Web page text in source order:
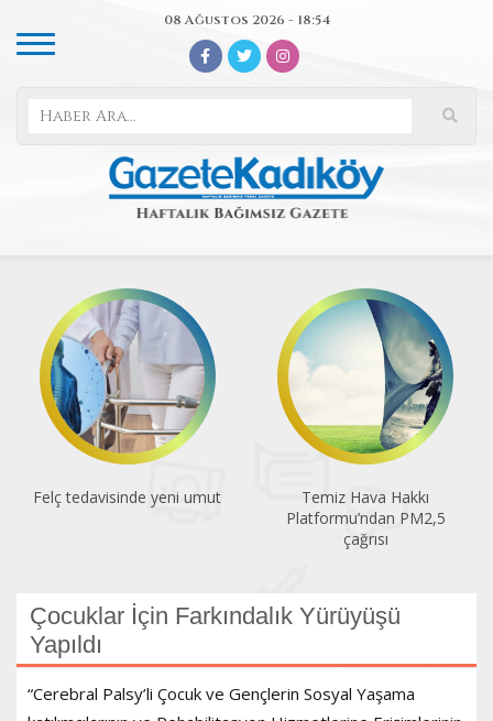
08 Ağustos 2026 - 18:54
Felç tedavisinde yeni umut
Temiz Hava Hakkı
Platformu’ndan PM2,5
çağrısı
Çocuklar İçin Farkındalık Yürüyüşü
Yapıldı
“Cerebral Palsy’li Çocuk ve Gençlerin Sosyal Yaşama